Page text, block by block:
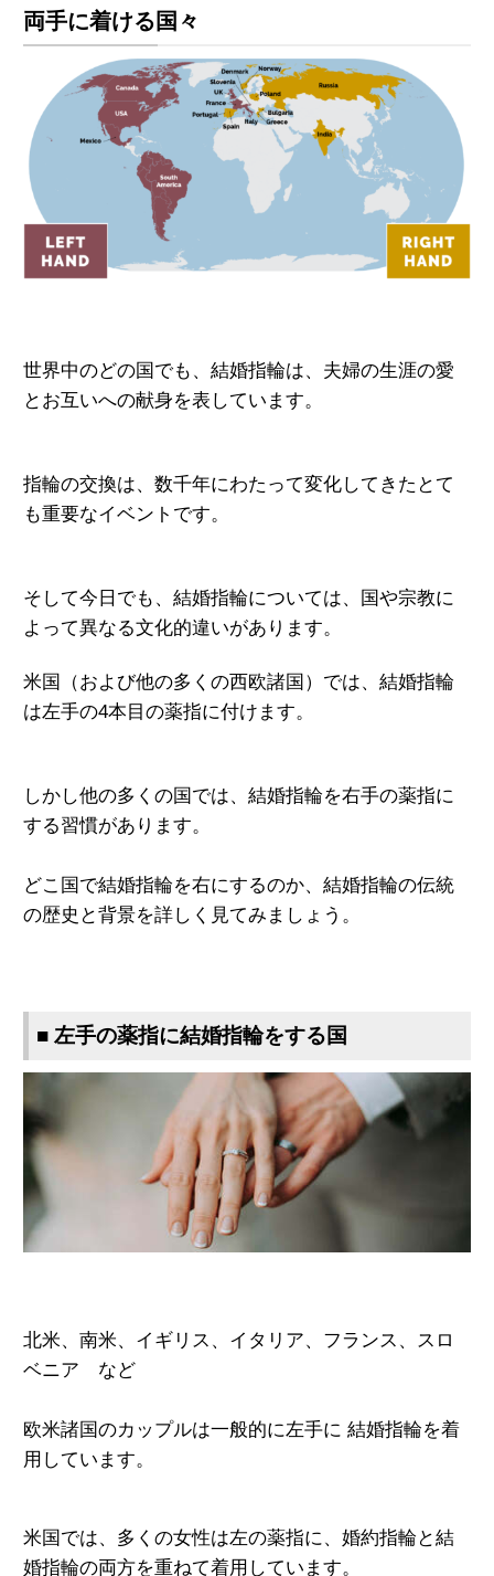
両手に着ける国々
世界中のどの国でも、結婚指輪は、夫婦の生涯の愛
とお互いへの献身を表しています。
指輪の交換は、数千年にわたって変化してきたとて
も重要なイベントです。
そして今日でも、結婚指輪については、国や宗教に
よって異なる文化的違いがあります。
米国（および他の多くの西欧諸国） では、結婚指輪
は左手の4本目の薬指に付けます。
しかし他の多くの国では、 結婚指輪を右手の薬指に
する習慣があり ます。
どこ国で結婚指輪を右にするのか、 結婚指輪の伝統
の歴史と背景を詳しく 見てみましょう。
■ 左手の薬指に結婚指輪をする国
北米、南米、イギリス、イタリア、フランス、スロ
ベニア など
欧米諸国のカップルは一般的に左手に 結婚指輪を着
用しています。
米国では、多くの女性は左の薬指に、婚約指輪と結
婚指輪の両方を重ねて着用しています。